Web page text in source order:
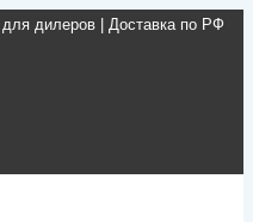
дилеров | Доставка по РФ